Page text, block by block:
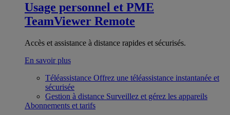
Usage personnel et PME
TeamViewer Remote
Accès et assistance à distance rapides et sécurisés.
En savoir plus
Téléassistance Offrez une téléassistance instantanée et
sécurisée
Gestion à distance Surveillez et gérez les appareils
Abonnements et tarifs